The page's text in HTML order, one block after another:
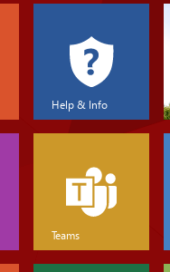
Help & Info
Teams